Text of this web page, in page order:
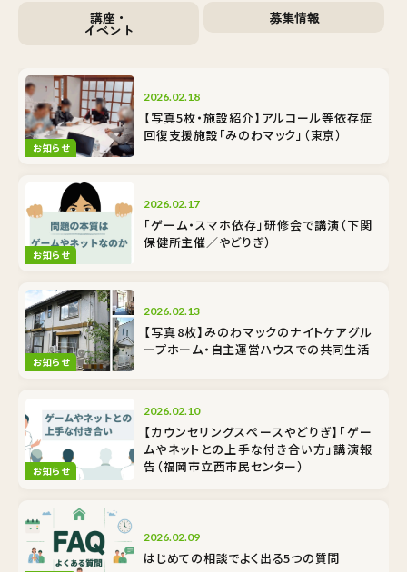
講座・
イベント
募集情報
お知らせ
2026.02.18
【写真5枚・施設紹介】アルコール等依存症
回復支援施設「みのわマック」（東京）
お知らせ
2026.02.17
「ゲーム・スマホ依存」研修会で講演（下関
保健所主催／やどりぎ）
お知らせ
2026.02.13
【写真8枚】みのわマックのナイトケア――グル
ープホーム・自主運営ハウスでの共同生活
お知らせ
2026.02.10
【カウンセリングスペースやどりぎ】「ゲー
ムやネットとの上手な付き合い方」講演報
告（福岡市立西市民センター）
2026.02.09
はじめての相談でよく出る5つの質問